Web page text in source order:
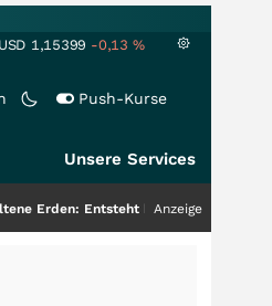
1,15399 -0,13 %
Push-Kurse
Unsere Services
Entsteht hier die nächste
Anzeige